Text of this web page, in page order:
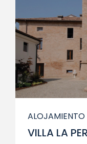
ALOJAMIENTO
VILLA LA